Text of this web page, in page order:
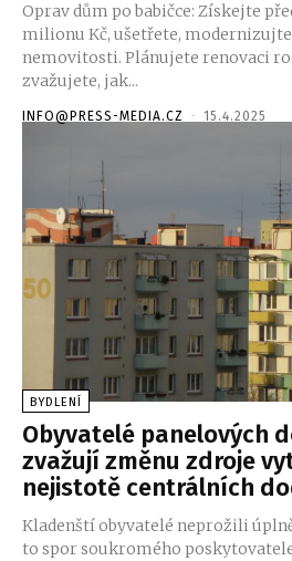
Oprav dům po babičce: Získejte
milionu Kč, ušetřete, modernizujte
nemovitosti. Plánujete renovaci rodinného domu nebo
zvažujete, jak...
INFO@PRESS-MEDIA.CZ - 15.4.2025
BYDLENÍ
Obyvatelé panelových
zvažují změnu zdroje
nejistotě centrálních
Kladenští obyvatelé neprožili
to spor soukromého